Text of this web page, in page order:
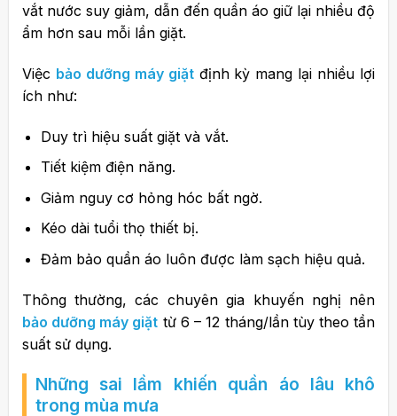
vắt nước suy giảm, dẫn đến quần áo giữ lại nhiều độ
ẩm hơn sau mỗi lần giặt.
Việc bảo dưỡng máy giặtđịnh kỳ mang lại nhiều lợi
ích như:
Duy trì hiệu suất giặt và vắt.
Tiết kiệm điện năng.
Giảm nguy cơ hỏng hóc bất ngờ.
Kéo dài tuổi thọ thiết bị.
Đảm bảo quần áo luôn được làm sạch hiệu quả.
Thông thường, các chuyên gia khuyến nghị nên
bảo dưỡng máy giặt từ 6 – 12 tháng/lần tùy theo tần
suất sử dụng.
Những sai lầm khiến quần áo lâu khô
trong mùa mưa